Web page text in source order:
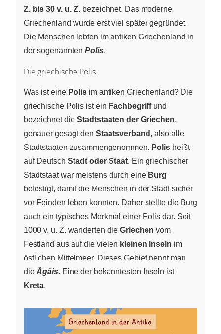
Z. bis 30 v. u. Z. bezeichnet. Das moderne
Griechenland wurde erst viel später gegründet.
Die Menschen lebten im antiken Griechenland in
der sogenannten Polis.
Die griechische Polis
Was ist eine Polis im antiken Griechenland? Die
griechische Polis ist ein Fachbegriffund
bezeichnet die Stadtstaaten der Griechen,
genauer gesagt den Staatsverband , also alle
Stadtstaaten zusammengenommen. Polis heißt
auf Deutsch Stadt oder Staat. Ein griechischer
Stadtstaat war meistens durch eine Burg
befestigt, damit die Menschen in der Stadt sicher
vor Feinden leben konnten. Daher stellte die Burg
auch ein typisches Merkmal einer Polis dar. Seit
1000 v. u. Z. wanderten die Griechen vom
Festland aus auf die vielen kleinen Inseln im
östlichen Mittelmeer. Dieses Gebiet nennt man
die Ägäis. Eine der bekanntesten Inseln ist
Kreta.